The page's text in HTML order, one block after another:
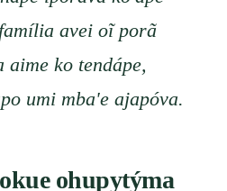
avei oĩ porã
ko tendápe,
umi mba'e ajapóva.
ohupytýma